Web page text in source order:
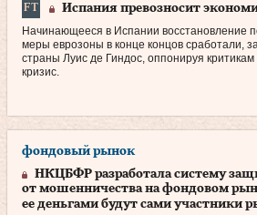
Испания превозносит
Начинающееся в Испании восстановление
меры еврозоны в конце концов сработали,
страны Луис де Гиндос, оппонируя
кризис.
фондовый рынок
НКЦБФР разработала систему
от мошенничества на фондовом
ее деньгами будут сами участники